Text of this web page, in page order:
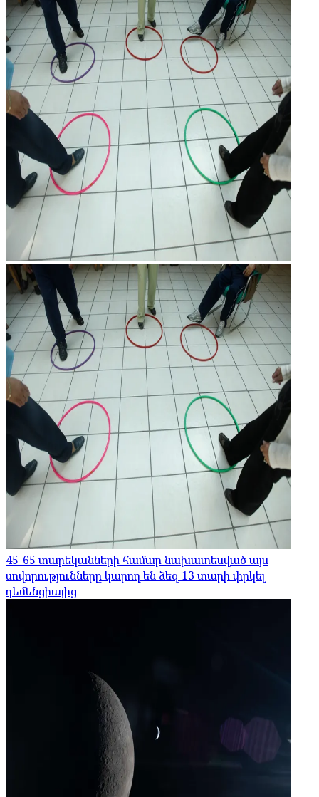
45-65 տարեկանների համար նախատեսված այս
սովորությունները կարող են ձեզ 13 տարի փրկել
դեմենցիայից